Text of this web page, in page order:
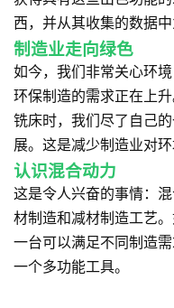
西，并从其收集的数据中
制造业走向绿色
如今，我们非常关心环
环保制造的需求正在上
铣床时，我们尽了自己
展。这是减少制造业对环
认识混合动力
这是令人兴奋的事情：
材制造和减材制造工艺
一台可以满足不同制造
一个多功能工具。